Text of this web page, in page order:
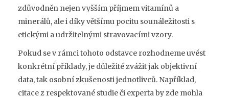
zdůvodněn nejen vyšším příjmem vitamínů a
minerálů, ale i díky většímu pocitu sounáležitosti s
etickými a udržitelnými stravovacími vzory.
Pokud se v rámci tohoto odstavce rozhodneme uvést
konkrétní příklady, je důležité zvážit jak objektivní
data, tak osobní zkušenosti jednotlivců. Například,
citace z respektované studie či experta by zde mohla